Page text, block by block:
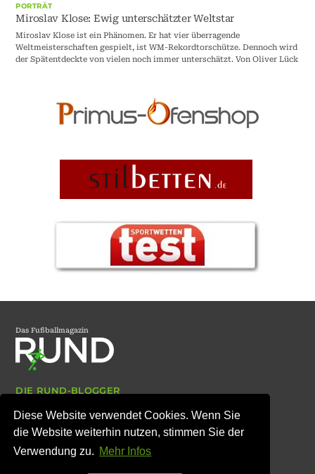
Diese Website verwendet Cookies. Wenn Sie
die Website weiterhin nutzen, stimmen Sie der
Verwendung zu. Mehr Infos
PORTRÄT
Miroslav Klose: Ewig unterschätzter Weltstar
Miroslav Klose ist ein Phänomen. Er hat vier überragende
Weltmeisterschaften gespielt, ist WM-Rekordtorschütze. Dennoch wird
der Spätentdeckte von vielen noch immer unterschätzt. Von Oliver Lück
Das Fußballmagazin
DIE RUND-BLOGGER
IMPRESSUM
DATENSCHUTZ